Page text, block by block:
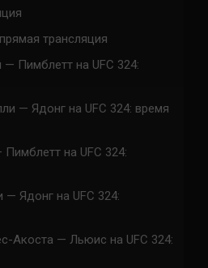
трансляция
— Пимблетт на UFC 324:
— Ядонг на UFC 324: время
на UFC 324:
— Ядонг на UFC 324:
Акоста — Льюис на UFC 324: